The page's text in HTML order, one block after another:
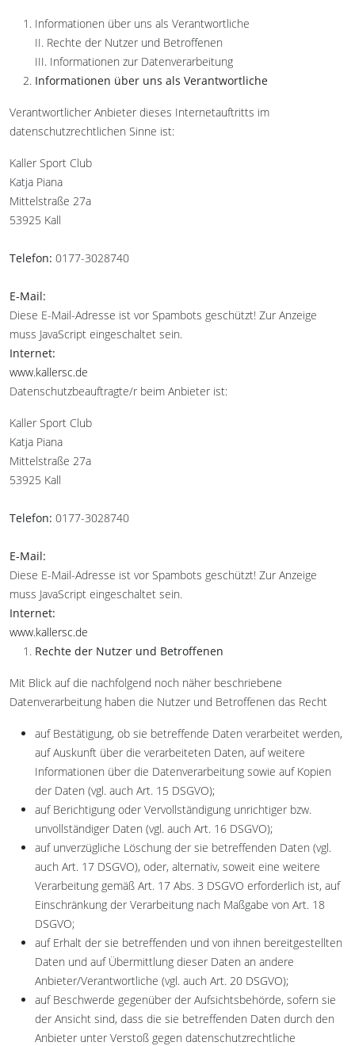
Informationen über uns als Verantwortliche
II. Rechte der Nutzer und Betroffenen
III. Informationen zur Datenverarbeitung
Informationen über uns als Verantwortliche
Verantwortlicher Anbieter dieses Internetauftritts im
datenschutzrechtlichen Sinne ist:
Kaller Sport Club
Katja Piana
Mittelstraße 27a
53925 Kall
Telefon: 0177-3028740
E-Mail:
Diese E-Mail-Adresse ist vor Spambots geschützt! Zur Anzeige
muss JavaScript eingeschaltet sein.
Internet:
www.kallersc.de
Datenschutzbeauftragte/r beim Anbieter ist:
Kaller Sport Club
Katja Piana
Mittelstraße 27a
53925 Kall
Telefon: 0177-3028740
E-Mail:
Diese E-Mail-Adresse ist vor Spambots geschützt! Zur Anzeige
muss JavaScript eingeschaltet sein.
Internet:
www.kallersc.de
Rechte der Nutzer und Betroffenen
Mit Blick auf die nachfolgend noch näher beschriebene
Datenverarbeitung haben die Nutzer und Betroffenen das Recht
auf Bestätigung, ob sie betreffende Daten verarbeitet werden,
auf Auskunft über die verarbeiteten Daten, auf weitere
Informationen über die Datenverarbeitung sowie auf Kopien
der Daten (vgl. auch Art. 15 DSGVO);
auf Berichtigung oder Vervollständigung unrichtiger bzw.
unvollständiger Daten (vgl. auch Art. 16 DSGVO);
auf unverzügliche Löschung der sie betreffenden Daten (vgl.
auch Art. 17 DSGVO), oder, alternativ, soweit eine weitere
Verarbeitung gemäß Art. 17 Abs. 3 DSGVO erforderlich ist, auf
Einschränkung der Verarbeitung nach Maßgabe von Art. 18
DSGVO;
auf Erhalt der sie betreffenden und von ihnen bereitgestellten
Daten und auf Übermittlung dieser Daten an andere
Anbieter/Verantwortliche (vgl. auch Art. 20 DSGVO);
auf Beschwerde gegenüber der Aufsichtsbehörde, sofern sie
der Ansicht sind, dass die sie betreffenden Daten durch den
Anbieter unter Verstoß gegen datenschutzrechtliche